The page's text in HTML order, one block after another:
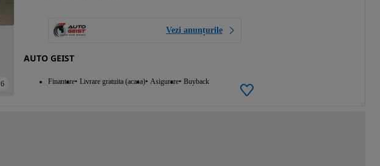
6
Vezi anunțurile
AUTO GEIST
Finantare Livrare gratuita (acasa) Asigurare Buyback